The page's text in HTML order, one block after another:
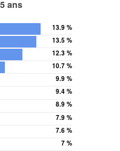
ans
13.9 %
13.5 %
12.3 %
10.7 %
9.9 %
9.4 %
8.9 %
7.9 %
7.6 %
7 %